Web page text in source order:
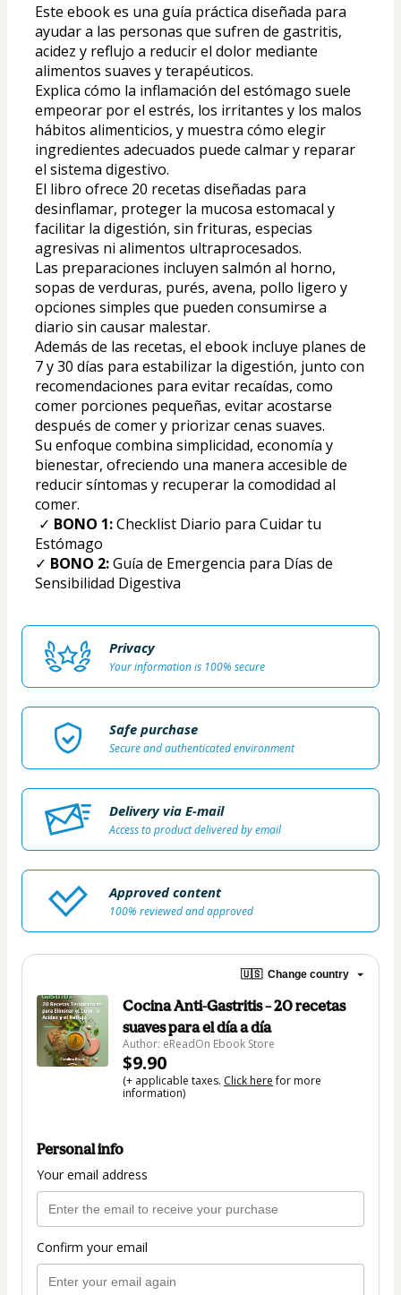
Este ebook es una guía práctica diseñada para
ayudar a las personas que sufren de gastritis,
acidez y reflujo a reducir el dolor mediante
alimentos suaves y terapéuticos.
Explica cómo la inflamación del estómago suele
empeorar por el estrés, los irritantes y los malos
hábitos alimenticios, y muestra cómo elegir
ingredientes adecuados puede calmar y reparar
el sistema digestivo.
El libro ofrece 20 recetas diseñadas para
desinflamar, proteger la mucosa estomacal y
facilitar la digestión, sin frituras, especias
agresivas ni alimentos ultraprocesados.
Las preparaciones incluyen salmón al horno,
sopas de verduras, purés, avena, pollo ligero y
opciones simples que pueden consumirse a
diario sin causar malestar.
Además de las recetas, el ebook incluye planes de
7 y 30 días para estabilizar la digestión, junto con
recomendaciones para evitar recaídas, como
comer porciones pequeñas, evitar acostarse
después de comer y priorizar cenas suaves.
Su enfoque combina simplicidad, economía y
bienestar, ofreciendo una manera accesible de
reducir síntomas y recuperar la comodidad al
comer.
✓ BONO 1: Checklist Diario para Cuidar tu
Estómago
✓ BONO 2: Guía de Emergencia para Días de
Sensibilidad Digestiva
Privacy
Your information is 100% secure
Safe purchase
Secure and authenticated environment
Delivery via E-mail
Access to product delivered by email
Approved content
100% reviewed and approved
🇺🇸 Change country
Cocina Anti-Gastritis – 20 recetas
suaves para el día a día
Author: eReadOn Ebook Store
$9.90
(+ applicable taxes. Click herefor more
information)
Personal info
Your email address
Confirm your email